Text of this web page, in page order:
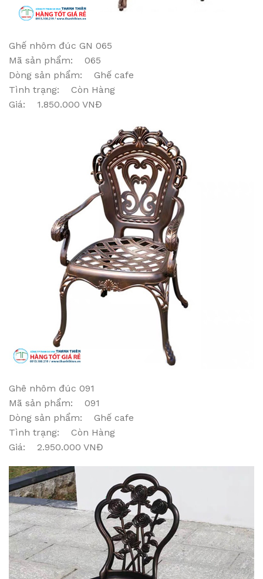
Ghế nhôm đúc GN 065
Mã sản phẩm: 065
Dòng sản phẩm: Ghế cafe
Tình trạng: Còn Hàng
Giá: 1.850.000 VNĐ
Ghê nhôm đúc 091
Mã sản phẩm: 091
Dòng sản phẩm: Ghế cafe
Tình trạng: Còn Hàng
Giá: 2.950.000 VNĐ